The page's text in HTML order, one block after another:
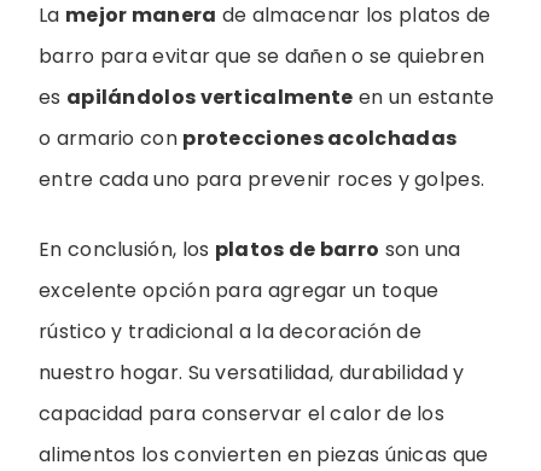
La mejor manera de almacenar los platos de
barro para evitar que se dañen o se quiebren
es apilándolos verticalmente en un estante
o armario con protecciones acolchadas
entre cada uno para prevenir roces y golpes.
En conclusión, los platos de barro son una
excelente opción para agregar un toque
rústico y tradicional a la decoración de
nuestro hogar. Su versatilidad, durabilidad y
capacidad para conservar el calor de los
alimentos los convierten en piezas únicas que